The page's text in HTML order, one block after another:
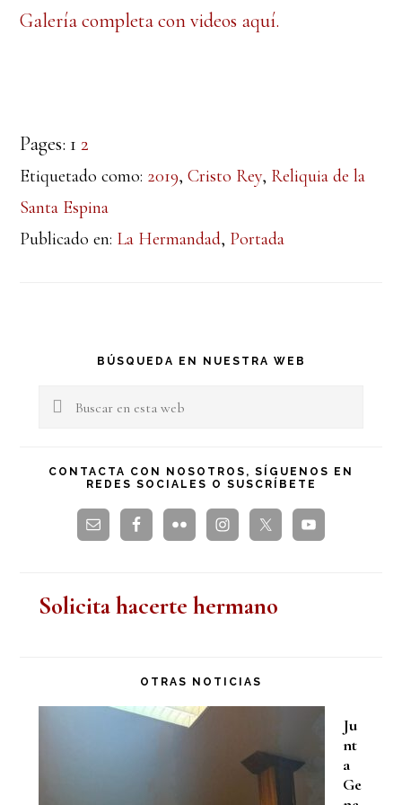
Galería completa con videos aquí.
Pages: 1 2
Etiquetado como: 2019,Cristo Rey, Reliquia de la
Santa Espina
Publicado en: La Hermandad, Portada
Barra
lateral
BÚSQUEDA EN NUESTRA WEB
Buscar
esta
CONTACTA CON NOSOTROS, SÍGUENOS EN
REDES SOCIALES O SUSCRÍBETE
Solicita hacerte hermano
OTRAS NOTICIAS
Ju
nt
a
Ge